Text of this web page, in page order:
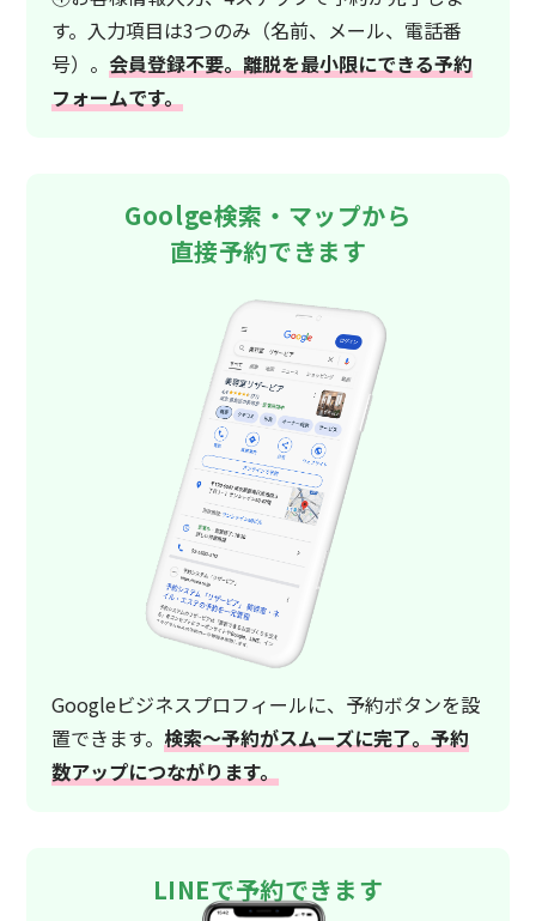
す。入力項目は3つのみ（名前、メール、電話番
号）。 会員登録不要。離脱を最小限にできる予約
フォームです。
Goolge検索・マップから
直接予約できます
Googleビジネスプロフィールに、予約ボタンを設
置できます。 検索〜予約がスムーズに完了。予約
数アップにつながります。
LINEで予約できます